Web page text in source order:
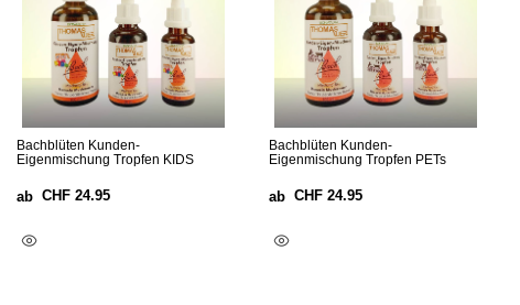
Bachblüten Kunden-
Eigenmischung Tropfen KIDS
ab CHF 24.95
Bachblüten Kunden-
Eigenmischung Tropfen PETs
ab CHF 24.95